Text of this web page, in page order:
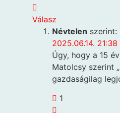
Válasz
Névtelen szerint:
2025.06.14. 21:38
Úgy, hogy a 15
Matolcsy szerint
gazdaságilag
1